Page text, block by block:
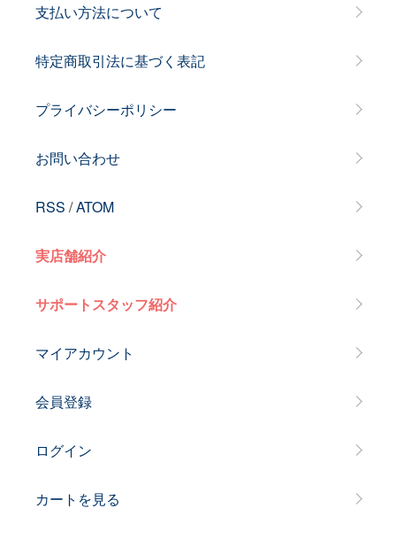
支払い方法について
特定商取引法に基づく表記
プライバシーポリシー
お問い合わせ
RSS /ATOM
実店舗紹介
サポートスタッフ紹介
マイアカウント
会員登録
ログイン
カートを見る